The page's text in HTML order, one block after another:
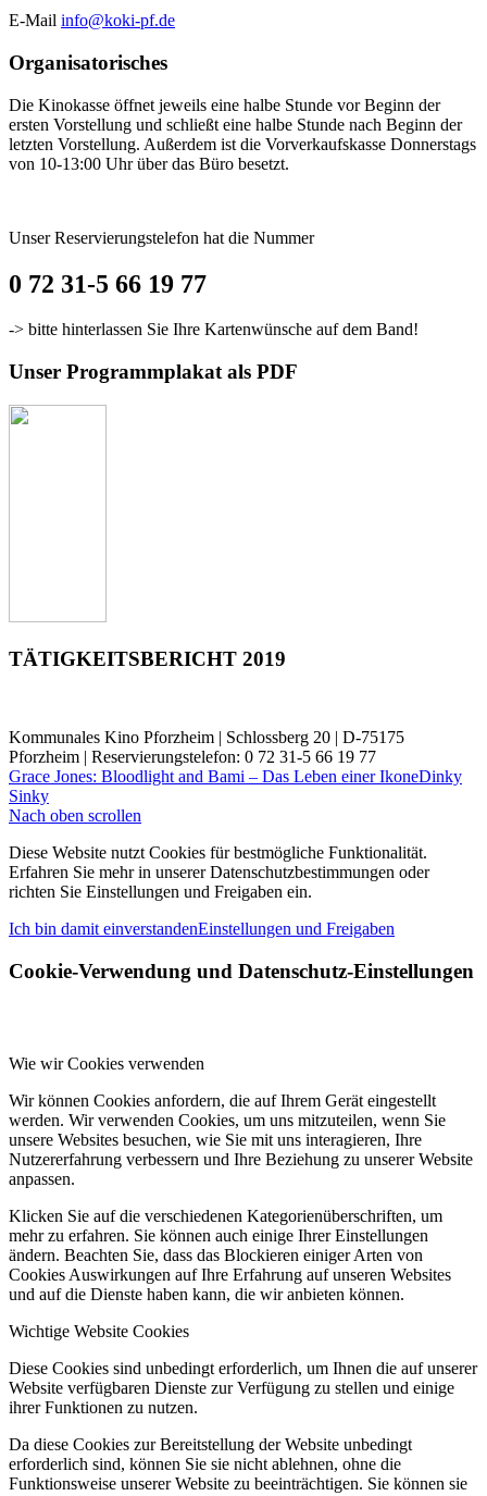
E-Mail info@koki-pf.de
Organisatorisches
Die Kinokasse öffnet jeweils eine halbe Stunde vor Beginn der
ersten Vorstellung und schließt eine halbe Stunde nach Beginn der
letzten Vorstellung. Außerdem ist die Vorverkaufskasse Donnerstags
von 10-13:00 Uhr über das Büro besetzt.
Unser Reservierungstelefon hat die Nummer
0 72 31-5 66 19 77
-> bitte hinterlassen Sie Ihre Kartenwünsche auf dem Band!
Unser Programmplakat als PDF
TÄTIGKEITSBERICHT 2019
Kommunales Kino Pforzheim | Schlossberg 20 | D-75175
Pforzheim | Reservierungstelefon: 0 72 31-5 66 19 77
Grace Jones: Bloodlight and Bami – Das Leben einer IkoneDinky
Sinky
Nach oben scrollen
Diese Website nutzt Cookies für bestmögliche Funktionalität.
Erfahren Sie mehr in unserer Datenschutzbestimmungen oder
richten Sie Einstellungen und Freigaben ein.
Ich bin damit einverstandenEinstellungen und Freigaben
Cookie-Verwendung und Datenschutz-Einstellungen
Wie wir Cookies verwenden
Wir können Cookies anfordern, die auf Ihrem Gerät eingestellt
werden. Wir verwenden Cookies, um uns mitzuteilen, wenn Sie
unsere Websites besuchen, wie Sie mit uns interagieren, Ihre
Nutzererfahrung verbessern und Ihre Beziehung zu unserer Website
anpassen.
Klicken Sie auf die verschiedenen Kategorienüberschriften, um
mehr zu erfahren. Sie können auch einige Ihrer Einstellungen
ändern. Beachten Sie, dass das Blockieren einiger Arten von
Cookies Auswirkungen auf Ihre Erfahrung auf unseren Websites
und auf die Dienste haben kann, die wir anbieten können.
Wichtige Website Cookies
Diese Cookies sind unbedingt erforderlich, um Ihnen die auf unserer
Website verfügbaren Dienste zur Verfügung zu stellen und einige
ihrer Funktionen zu nutzen.
Da diese Cookies zur Bereitstellung der Website unbedingt
erforderlich sind, können Sie sie nicht ablehnen, ohne die
Funktionsweise unserer Website zu beeinträchtigen. Sie können sie